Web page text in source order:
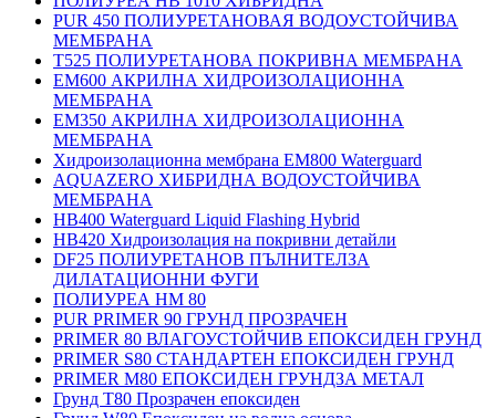
PUR 450 ПОЛИУРЕТАНОВАЯ ВОДОУСТОЙЧИВА
МЕМБРАНА
T525 ПОЛИУРЕТАНОВА ПОКРИВНА МЕМБРАНА
EM600 АКРИЛНА ХИДРОИЗОЛАЦИОННА
МЕМБРАНА
EM350 АКРИЛНА ХИДРОИЗОЛАЦИОННА
МЕМБРАНА
Хидроизолационна мембрана EM800 Waterguard
AQUAZERO ХИБРИДНА ВОДОУСТОЙЧИВА
МЕМБРАНА
HB400 Waterguard Liquid Flashing Hybrid
HB420 Хидроизолация на покривни детайли
DF25 ПОЛИУРЕТАНОВ ПЪЛНИТЕЛЗА
ДИЛАТАЦИОННИ ФУГИ
ПОЛИУРЕА HM 80
PUR PRIMER 90 ГРУНД ПРОЗРАЧЕН
PRIMER 80 ВЛАГОУСТОЙЧИВ ЕПОКСИДЕН ГРУНД
PRIMER S80 СТАНДАРТЕН ЕПОКСИДЕН ГРУНД
PRIMER M80 ЕПОКСИДЕН ГРУНДЗА МЕТАЛ
Грунд Т80 Прозрачен епоксиден